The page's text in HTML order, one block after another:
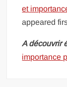
et
appeared
A découvrir
importance